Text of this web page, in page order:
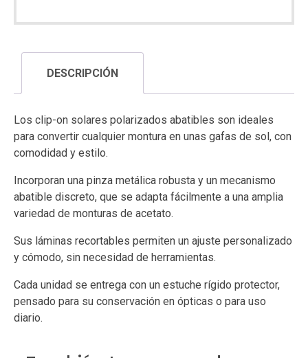
DESCRIPCIÓN
Los clip-on solares polarizados abatibles son ideales
para convertir cualquier montura en unas gafas de sol, con
comodidad y estilo.
Incorporan una pinza metálica robusta y un mecanismo
abatible discreto, que se adapta fácilmente a una amplia
variedad de monturas de acetato.
Sus láminas recortables permiten un ajuste personalizado
y cómodo, sin necesidad de herramientas.
Cada unidad se entrega con un estuche rígido protector,
pensado para su conservación en ópticas o para uso
diario.